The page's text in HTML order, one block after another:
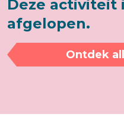
Deze activiteit
afgelopen.
Ontdek